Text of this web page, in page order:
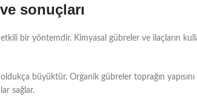
sonuçları
bir yöntemdir. Kimyasal gübreler ve ilaçların
büyüktür. Organik gübreler toprağın
sağlar.